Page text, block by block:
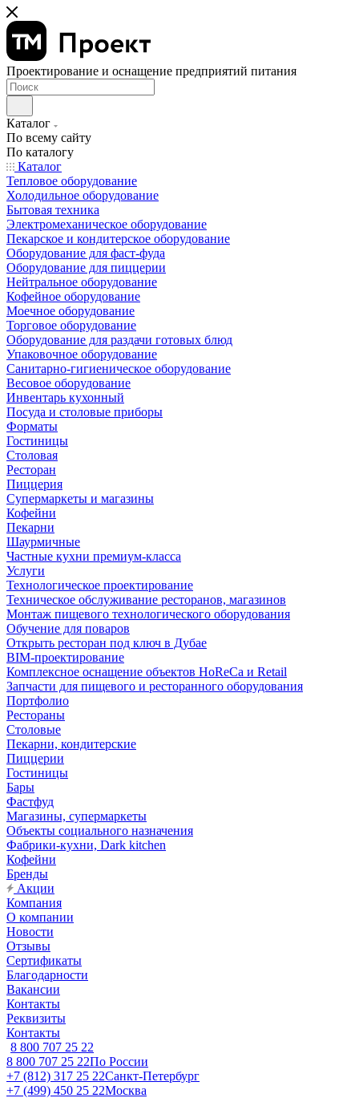
Проектирование и оснащение предприятий питания
Каталог
По всему сайту
По каталогу
Каталог
Тепловое оборудование
Холодильное оборудование
Бытовая техника
Электромеханическое оборудование
Пекарское и кондитерское оборудование
Оборудование для фаст-фуда
Оборудование для пиццерии
Нейтральное оборудование
Кофейное оборудование
Моечное оборудование
Торговое оборудование
Оборудование для раздачи готовых блюд
Упаковочное оборудование
Санитарно-гигиеническое оборудование
Весовое оборудование
Инвентарь кухонный
Посуда и столовые приборы
Форматы
Гостиницы
Столовая
Ресторан
Пиццерия
Супермаркеты и магазины
Кофейни
Пекарни
Шаурмичные
Частные кухни премиум-класса
Услуги
Технологическое проектирование
Техническое обслуживание ресторанов, магазинов
Монтаж пищевого технологического оборудования
Обучение для поваров
Открыть ресторан под ключ в Дубае
BIM-проектирование
Комплексное оснащение объектов HoReCa и Retail
Запчасти для пищевого и ресторанного оборудования
Портфолио
Рестораны
Столовые
Пекарни, кондитерские
Пиццерии
Гостиницы
Бары
Фастфуд
Магазины, супермаркеты
Объекты социального назначения
Фабрики-кухни, Dark kitchen
Кофейни
Бренды
Акции
Компания
О компании
Новости
Отзывы
Сертификаты
Благодарности
Вакансии
Контакты
Реквизиты
Контакты
8 800 707 25 22
8 800 707 25 22По России
+7 (812) 317 25 22Санкт-Петербург
+7 (499) 450 25 22Москва